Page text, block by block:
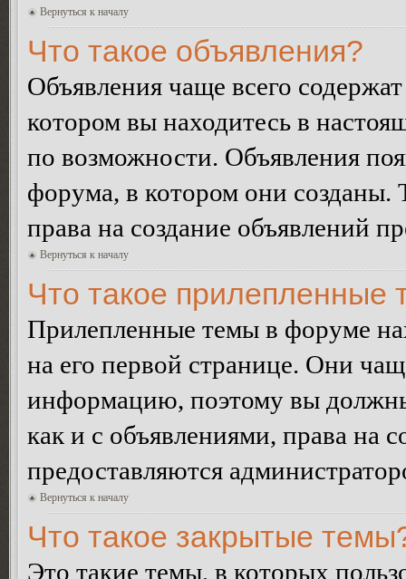
Вернуться к началу
Что такое объявления?
Объявления чаще всего
котором вы находитесь в
по возможности. Объявления
форума, в котором они
права на создание объявлений
Вернуться к началу
Что такое прилепленные
Прилепленные темы в форуме
на его первой странице. Они
информацию, поэтому вы
как и с объявлениями, права на
предоставляются
Вернуться к началу
Что такое закрытые
Это такие темы, в которых